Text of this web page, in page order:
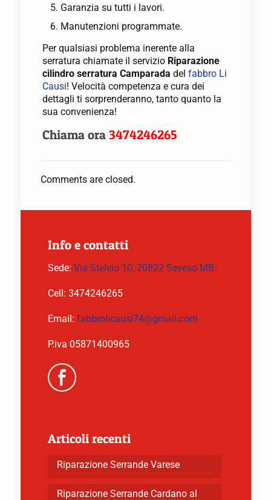
Garanzia su tutti i lavori.
Manutenzioni programmate.
Per qualsiasi problema inerente alla
serratura chiamate il servizio Riparazione
cilindro serratura Camparada del fabbro Li
Causi! Velocità competenza e cura dei
dettagli ti sorprenderanno, tanto quanto la
sua convenienza!
Chiama ora 3474246265
Comments are closed.
Info e contatti
Sede: Via Stelvio 10, 20822 Seveso MB
Cell: 3474246265
Email: fabbrolicausi74@gmail.com
P.iva 05871400965
Articoli recenti
Riparazione Serrande Varese
Riparazione Serrande Cardano al